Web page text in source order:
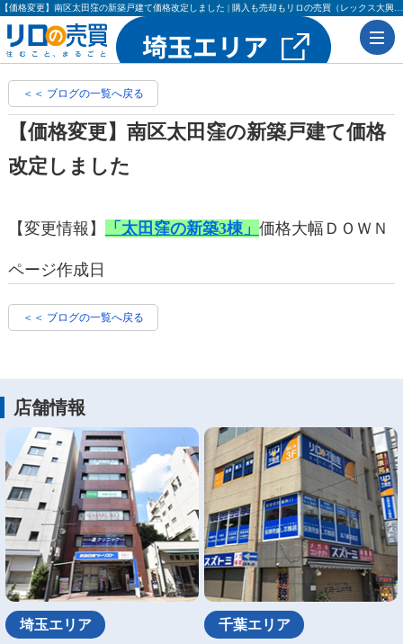
＜＜ ブログの一覧へ戻る
【価格変更】南区太田窪の新築戸建て価格
改定しました
【変更情報】 「太田窪の新築3棟」 価格大幅ＤＯＷＮ
ページ作成日
＜＜ ブログの一覧へ戻る
店舗情報
埼玉エリア
千葉エリア